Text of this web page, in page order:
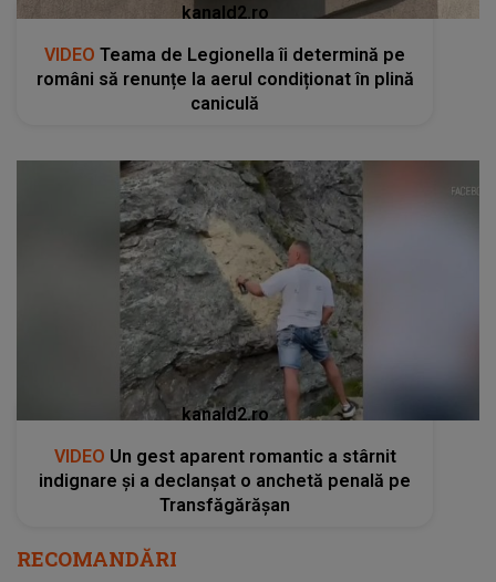
kanald2.ro
VIDEO Teama de Legionella îi determină pe
români să renunțe la aerul condiționat în plină
caniculă
kanald2.ro
VIDEO Un gest aparent romantic a stârnit
indignare și a declanșat o anchetă penală pe
Transfăgărășan
RECOMANDĂRI